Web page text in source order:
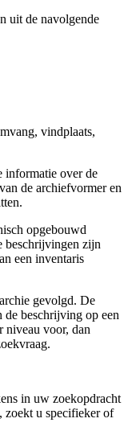
uit de navolgende
vindplaats,
informatie over de
de archiefvormer en
opgebouwd
beschrijvingen zijn
een inventaris
gevolgd. De
de beschrijving op een
niveau voor, dan
in uw zoekopdracht
zoekt u specifieker of